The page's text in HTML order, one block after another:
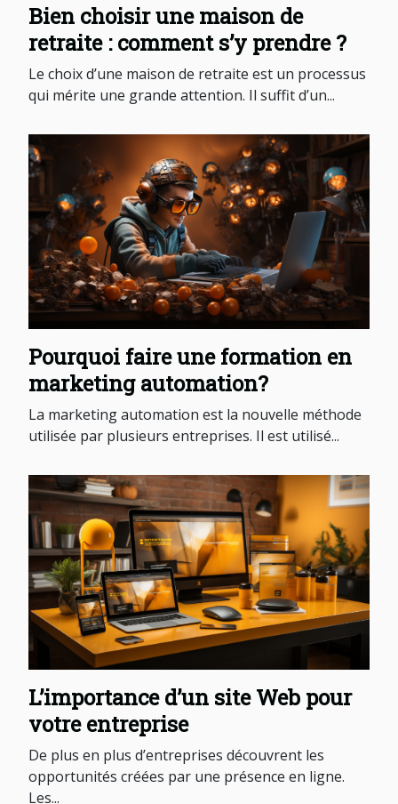
Bien choisir une maison de
retraite : comment s’y prendre ?
Le choix d’une maison de retraite est un processus
qui mérite une grande attention. Il suffit d’un...
Pourquoi faire une formation en
marketing automation?
La marketing automation est la nouvelle méthode
utilisée par plusieurs entreprises. Il est utilisé...
L’importance d’un site Web pour
votre entreprise
De plus en plus d’entreprises découvrent les
opportunités créées par une présence en ligne.
Les...